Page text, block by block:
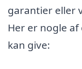
garantier eller
Her er nogle
kan give: